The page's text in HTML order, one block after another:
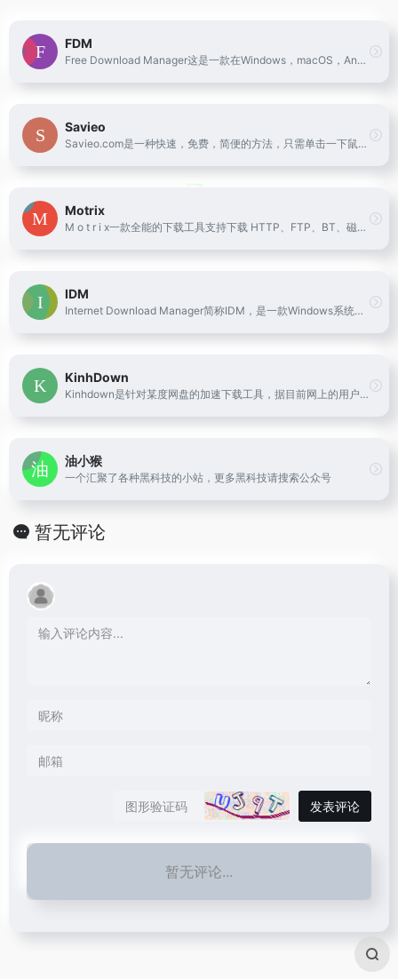
FDM
Free Download Manager这是一款在Windows，macOS，Android及Linux操作系统下，强大又现代的下载加速组织器。
Savieo
Savieo.com是一种快速，免费，简便的方法，只需单击一下鼠标，即可从您喜欢的社交媒体网站直接将MP4，M4A，MP3文件和字幕下载到您的设备上。
Motrix
M o t r i x一款全能的下载工具支持下载 HTTP、FTP、BT、磁力链接等资源
IDM
Internet Download Manager简称IDM，是一款Windows系统专业多线程下载加速工具，IDM下载器支持多种类型文件下载，并能完美恢复各种中断的下载任务
KinhDown
Kinhdown是针对某度网盘的加速下载工具，据目前网上的用户反馈来看，普通用户在不开会员的情况下，也可以实现大文件的加速下载，速度较快。
油小猴
一个汇聚了各种黑科技的小站，更多黑科技请搜索公众号
暂无评论
发表评论
暂无评论...